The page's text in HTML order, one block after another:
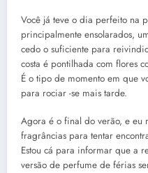
Você já teve o dia perfeito na
principalmente ensolarados,
cedo o suficiente para
costa é pontilhada com flores
É o tipo de momento em que
para rociar -se mais tarde.
Agora é o final do verão, e eu
fragrâncias para tentar
Estou cá para informar que a
versão de perfume de férias